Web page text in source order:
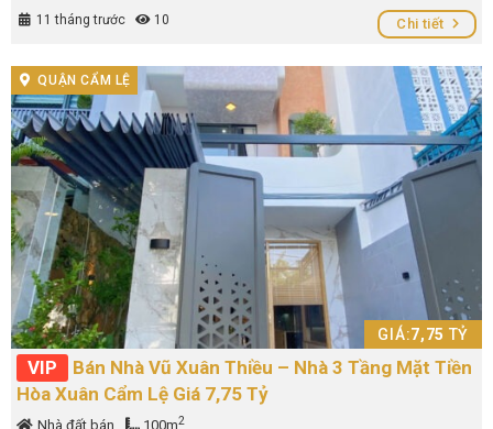
11 tháng trước 10 Chi tiết
QUẬN CẨM LỆ
GIÁ:7,75 TỶ
VIP
Bán Nhà Vũ Xuân Thiều – Nhà 3 Tầng Mặt Tiền
Hòa Xuân Cẩm Lệ Giá 7,75 Tỷ
Nhà đất bán 100m2